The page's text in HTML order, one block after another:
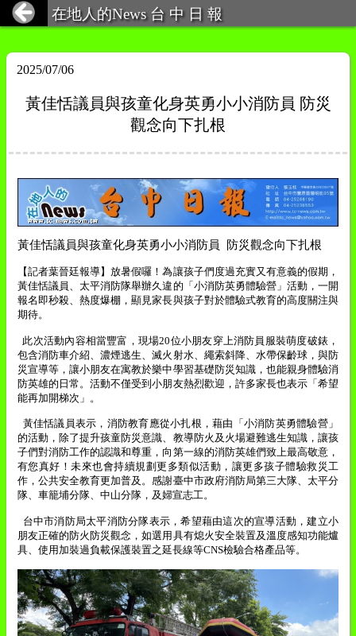
在地人的News 台 中 日 報
2025/07/06
黃佳恬議員與孩童化身英勇小小消防員 防災
觀念向下扎根
黃佳恬議員與孩童化身英勇小小消防員 防災觀念向下扎根
【記者葉晉廷報導】放暑假囉！為讓孩子們度過充實又有意義的假期，
黃佳恬議員、太平消防隊舉辦久違的「小消防英勇體驗營」活動，一開
報名即秒殺、熱度爆棚，顯見家長與孩子對於體驗式教育的高度關注與
期待。
此次活動內容相當豐富，現場20位小朋友穿上消防員服裝萌度破錶，
包含消防車介紹、濃煙逃生、滅火射水、繩索斜降、水帶保齡球，與防
災宣導等，讓小朋友在寓教於樂中學習基礎防災知識，也能親身體驗消
防英雄的日常。活動不僅受到小朋友熱烈歡迎，許多家長也表示「希望
能再加開梯次」。
黃佳恬議員表示，消防教育應從小扎根，藉由「小消防英勇體驗營」
的活動，除了提升孩童防災意識、教導防火及火場避難逃生知識，讓孩
子們對消防工作的認識和尊重，向第一線的消防英雄們致上最高敬意，
有您真好！未來也會持續規劃更多類似活動，讓更多孩子體驗救災工
作，公共安全教育更加普及。感謝臺中市政府消防局第三大隊、太平分
隊、車籠埔分隊、中山分隊，及婦宣志工。
台中市消防局太平消防分隊表示，希望藉由這次的宣導活動，建立小
朋友正確的防火防災觀念，如選用具有熄火安全裝置及溫度感知功能爐
具、使用加裝過負載保護裝置之延長線等CNS檢驗合格產品等。